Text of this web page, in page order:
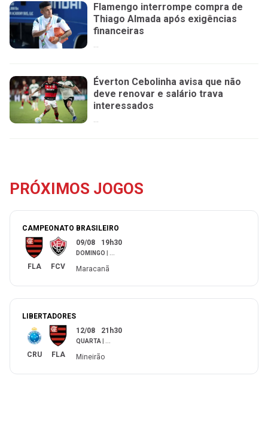
Flamengo interrompe compra de
Thiago Almada após exigências
financeiras
Éverton Cebolinha avisa que não
deve renovar e salário trava
interessados
...
PRÓXIMOS JOGOS
CAMPEONATO BRASILEIRO
FLA FCV
09/08 19h30
DOMINGO
Maracanã
LIBERTADORES
CRU FLA
12/08 21h30
QUARTA
Mineirão